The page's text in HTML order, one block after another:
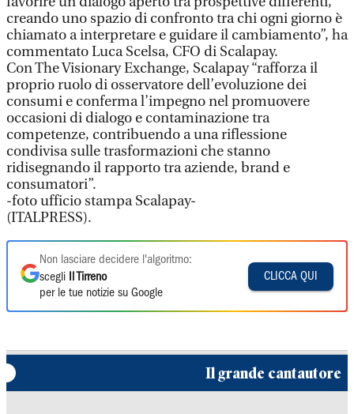
creando uno spazio di confronto tra chi ogni giorno è
chiamato a interpretare e guidare il cambiamento”, ha
commentato Luca Scelsa, CFO di Scalapay.
Con The Visionary Exchange, Scalapay “rafforza il
proprio ruolo di osservatore dell’evoluzione dei
consumi e conferma l’impegno nel promuovere
occasioni di dialogo e contaminazione tra
competenze, contribuendo a una riflessione
condivisa sulle trasformazioni che stanno
ridisegnando il rapporto tra aziende, brand e
consumatori”.
-foto ufficio stampa Scalapay-
(ITALPRESS).
Non lasciare decidere l'algoritmo:
scegli
Il Tirreno
per le tue notizie su Google
CLICCA QUI
Il grande cantautore